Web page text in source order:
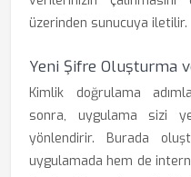
üzerinden sunucuya iletilir.
Yeni Şifre Oluşturma
Kimlik doğrulama
sonra, uygulama sizi
yönlendirir. Burada
uygulamada hem de